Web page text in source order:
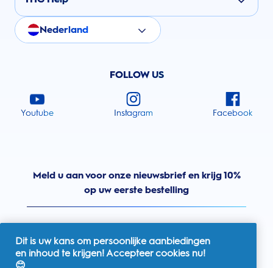
Nederland
FOLLOW US
Youtube Instagram Facebook
Meld u aan voor onze nieuwsbrief en krijg 10%
op uw eerste bestelling
Dit is uw kans om persoonlijke aanbiedingen
en inhoud te krijgen! Accepteer cookies nu!
😊